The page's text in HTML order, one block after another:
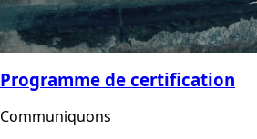
Programme de certification
Communiquons